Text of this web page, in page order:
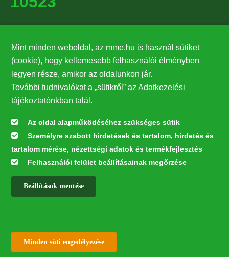
27224
Hírlevél feliratkozás
Értesüljön elsőként legfrissebb híreinkről, eseményeinkről!
Feliratkozás
Mint minden weboldal, az mme.hu is használ sütiket
(cookie), hogy kellemesebb felhasználói élményben
legyen része, amikor az oldalunkon jár.
További tudnivalókat a „sütikről” az Adatkezelési
tájékoztatónkban talál.
Az oldal alapműködéséhez szükséges sütik
Személyre szabott hirdetések és tartalom, hirdetés és
tartalom mérése, nézettségi adatok és termékfejlesztés
Felhasználói felület beállításainak megőrzése
Beállítások mentése
Minden süti engedélyezése